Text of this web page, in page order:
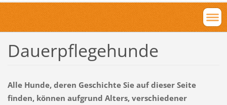
Dauerpflegehunde
Alle Hunde, deren Geschichte Sie auf dieser Seite
finden, können aufgrund Alters, verschiedener